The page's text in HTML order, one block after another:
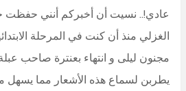
عادي!.. نسيت أن أخبركم أنني حفظت
الغزلي منذ أن كنت في المرحلة
مجنون ليلى و انتهاء بعنترة صاحب
يطربن لسماع هذه الأشعار مما